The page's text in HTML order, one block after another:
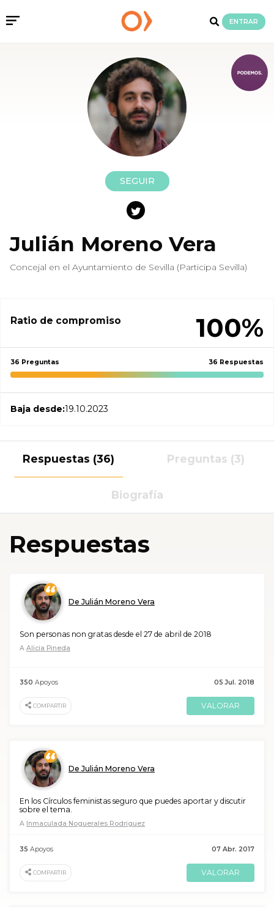
ENTRAR
SEGUIR
Julián Moreno Vera
Concejal en el Ayuntamiento de Sevilla (Participa Sevilla)
Ratio de compromiso 100%
36 Preguntas 36 Respuestas
Baja desde:19.10.2023
Respuestas (36) Preguntas (3)
Biografía
Respuestas
De Julián Moreno Vera
Son personas non gratas desde el 27 de abril de 2018
A Alicia Pineda
05 Jul. 2018
350 Apoyos
COMPARTIR VALORAR
De Julián Moreno Vera
En los Círculos feministas seguro que puedes aportar y discutir
sobre el tema.
A Inmaculada Noguerales Rodriguez
07 Abr. 2017
35 Apoyos
COMPARTIR VALORAR